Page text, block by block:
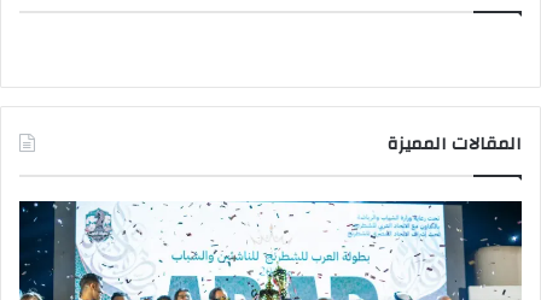
المقالات المميزة
الشباب
والرياضة
يهنئ